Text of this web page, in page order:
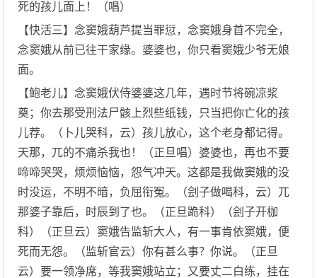
死的孩儿面上！（唱）
【快活三】念窦娥葫芦提当罪愆，念窦娥身首不完全，
念窦娥从前已往干家缘。婆婆也，你只看窦娥少爷无娘
面。
【鲍老儿】念窦娥伏侍婆婆这几年，遇时节将碗凉浆
奠；你去那受刑法尸骸上烈些纸钱，只当把你亡化的孩
儿荐。（卜儿哭科，云）孩儿放心，这个老身都记得。
天那，兀的不痛杀我也！（正旦唱）婆婆也，再也不要
啼啼哭哭，烦烦恼恼，怨气冲天。这都是我做窦娥的没
时没运，不明不暗，负屈衔冤。（刽子做喝科，云）兀
那婆子靠后，时辰到了也。（正旦跪科）（刽子开枷
科）（正旦云）窦娥告监斩大人，有一事肯依窦娥，便
死而无怨。（监斩官云）你有甚么事？你说。（正旦
云）要一领净席，等我窦娥站立；又要丈二白练，挂在